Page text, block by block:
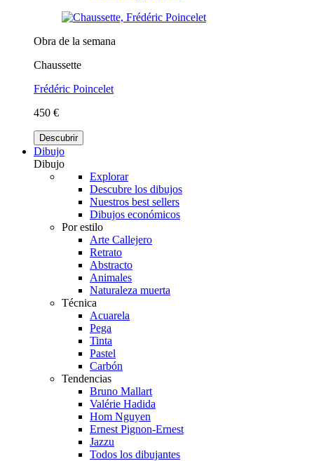
Obra de la semana
Chaussette
Frédéric Poincelet
450 €
Descubrir
Dibujo
Dibujo
Explorar
Descubre los dibujos
Nuestros best sellers
Dibujos económicos
Por estilo
Arte Callejero
Retrato
Abstracto
Animales
Naturaleza muerta
Técnica
Acuarela
Pega
Tinta
Pastel
Carbón
Tendencias
Bruno Mallart
Valérie Hadida
Hom Nguyen
Ernest Pignon-Ernest
Jazzu
Todos los dibujantes